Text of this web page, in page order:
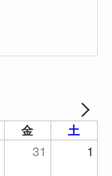
金 土
31 1